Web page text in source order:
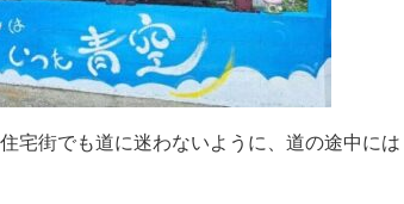
宅街でも道に迷わないように、道の途中には